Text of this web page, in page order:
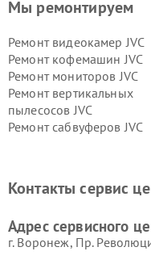
Мы ремонтируем
Ремонт видеокамер JVC
Ремонт кофемашин JVC
Ремонт мониторов JVC
Ремонт вертикальных
пылесосов JVC
Ремонт сабвуферов JVC
Контакты сервис
Адрес сервисного
г. Воронеж, Пр.